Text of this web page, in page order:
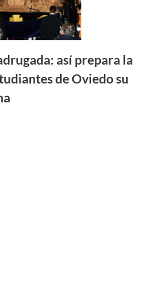
así prepara la
de Oviedo su